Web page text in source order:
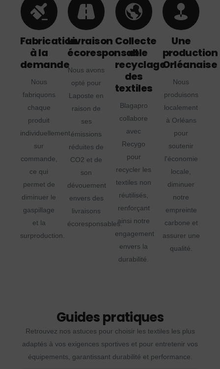
Fabrication
à la
demande
Nous
fabriquons
chaque
produit
individuellement
sur
commande,
ce qui
permet de
diminuer le
gaspillage
et la
surproduction.
Livraison
écoresponsable
Nous avons
opté pour
Laposte en
raison de
ses
émissions
réduites de
CO2 et de
son
dévouement
envers des
livraisons
écoresponsables.
Collecte
et
recyclage
des
textiles
Blagapro
collabore
avec
Recygo
pour
recycler les
textiles non
réutilisés,
renforçant
ainsi notre
engagement
envers la
durabilité.
Une
production
Orléanaise
Nous
produisons
localement
à Orléans
pour
soutenir
l'économie
locale,
diminuer
notre
empreinte
carbone et
assurer une
qualité.
Guides pratiques
Retrouvez nos astuces pour choisir les textiles les plus
adaptés à vos exigences sportives et pour entretenir vos
équipements, garantissant durabilité et performance.